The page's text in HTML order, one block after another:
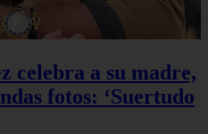
celebra a su madre,
fotos: ‘Suertudo